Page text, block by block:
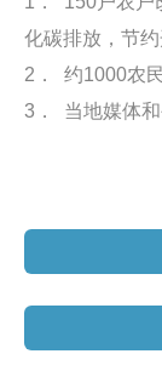
化碳排放，节约
2． 约1000农
3． 当地媒体和